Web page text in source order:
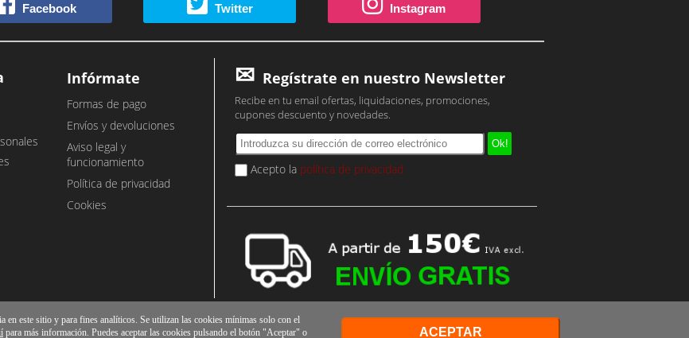
Facebook Twitter Instagram
Infórmate
Formas de pago
Envíos y devoluciones
Aviso legal y
funcionamiento
Política de privacidad
Cookies
Regístrate en nuestro Newsletter
Recibe en tu email ofertas, liquidaciones, promociones,
cupones descuento y novedades.
Acepto la política de privacidad
en este sitio y para fines analíticos. Se utilizan las cookies mínimas solo con el
para más información. Puedes aceptar las cookies pulsando el botón "Aceptar" o ACEPTAR